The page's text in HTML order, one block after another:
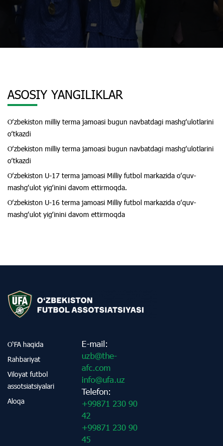
ASOSIY YANGILIKLAR
Oʻzbekiston milliy terma jamoasi bugun navbatdagi mashgʻulotlarini
oʻtkazdi
Oʻzbekiston milliy terma jamoasi bugun navbatdagi mashgʻulotlarini
oʻtkazdi
Oʻzbekiston U-17 terma jamoasi Milliy futbol markazida oʻquv-
mashgʻulot yigʻinini davom ettirmoqda.
Oʻzbekiston U-16 terma jamoasi Milliy futbol markazida oʻquv-
mashgʻulot yigʻinini davom ettirmoqda
O‘FA haqida
Rahbariyat
Viloyat futbol
assotsiatsiyalari
Aloqa
E-mail:
uzb@the-
afc.com
info@ufa.uz
Telefon:
+99871 230 90
42
+99871 230 90
45